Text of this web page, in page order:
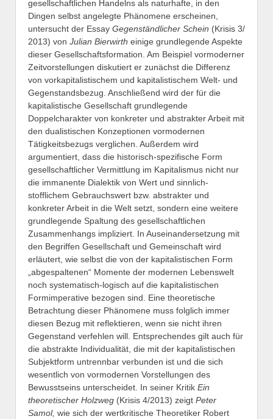
gesellschaftlichen Handelns als naturhafte, in den
Dingen selbst angelegte Phänomene erscheinen,
untersucht der Essay Gegenständlicher Schein (Krisis 3/
2013) von Julian Bierwirth einige grundlegende Aspekte
dieser Gesellschaftsformation. Am Beispiel vormoderner
Zeitvorstellungen diskutiert er zunächst die Differenz
von vorkapitalistischem und kapitalistischem Welt- und
Gegenstandsbezug. Anschließend wird der für die
kapitalistische Gesellschaft grundlegende
Doppelcharakter von konkreter und abstrakter Arbeit mit
den dualistischen Konzeptionen vormodernen
Tätigkeitsbezugs verglichen. Außerdem wird
argumentiert, dass die historisch-spezifische Form
gesellschaftlicher Vermittlung im Kapitalismus nicht nur
die immanente Dialektik von Wert und sinnlich-
stofflichem Gebrauchswert bzw. abstrakter und
konkreter Arbeit in die Welt setzt, sondern eine weitere
grundlegende Spaltung des gesellschaftlichen
Zusammenhangs impliziert. In Auseinandersetzung mit
den Begriffen Gesellschaft und Gemeinschaft wird
erläutert, wie selbst die von der kapitalistischen Form
„abgespaltenen“ Momente der modernen Lebenswelt
noch systematisch-logisch auf die kapitalistischen
Formimperative bezogen sind. Eine theoretische
Betrachtung dieser Phänomene muss folglich immer
diesen Bezug mit reflektieren, wenn sie nicht ihren
Gegenstand verfehlen will. Entsprechendes gilt auch für
die abstrakte Individualität, die mit der kapitalistischen
Subjektform untrennbar verbunden ist und die sich
wesentlich von vormodernen Vorstellungen des
Bewusstseins unterscheidet. In seiner Kritik Ein
theoretischer Holzweg (Krisis 4/2013) zeigt Peter
Samol, wie sich der wertkritische Theoretiker Robert